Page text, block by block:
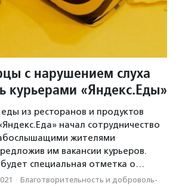
с нарушением слуха
курьерами «Яндекс.Еды»
еды из ресторанов и продуктов
начал сотрудничество
жителями
им вакансии курьеров.
специальная отметка о…
· Благотвори­тель­ность и доброволь­